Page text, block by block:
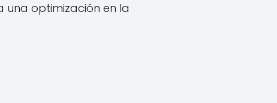
una optimización en la